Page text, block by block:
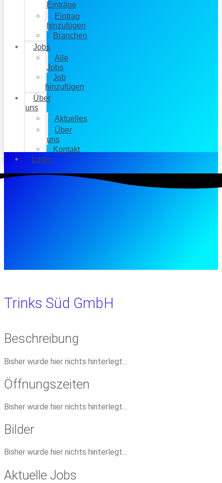
Einträge
Eintrag
hinzufügen
Branchen
Jobs
Alle
Jobs
Job
hinzufügen
Über
uns
Aktuelles
Über
uns
Kontakt
Login
Trinks Süd GmbH
Beschreibung
Bisher wurde hier nichts hinterlegt…
Öffnungszeiten
Bisher wurde hier nichts hinterlegt…
Bilder
Bisher wurde hier nichts hinterlegt…
Aktuelle Jobs